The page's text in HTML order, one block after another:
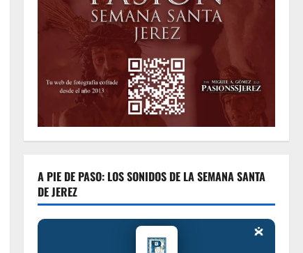
A PIE DE PASO: LOS SONIDOS DE LA SEMANA SANTA
DE JEREZ